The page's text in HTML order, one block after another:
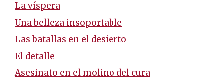
La víspera
Una belleza insoportable
Las batallas en el desierto
El detalle
Asesinato en el molino del cura